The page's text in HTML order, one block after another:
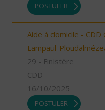
POSTULER
Aide à domicile -
Lampaul-
29 - Finistère
CDD
16/10/2025
POSTULER